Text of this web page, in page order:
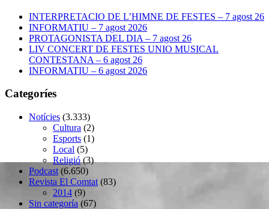
INTERPRETACIO DE L’HIMNE DE FESTES – 7 agost 26
INFORMATIU – 7 agost 2026
PROTAGONISTA DEL DIA – 7 agost 26
LIV CONCERT DE FESTES UNIO MUSICAL
CONTESTANA – 6 agost 26
INFORMATIU – 6 agost 2026
Categoríes
Notícies (3.333)
Cultura (2)
Esports (1)
Local (5)
Religió(3)
Podcast (6.650)
Revista El Comtat (83)
2014 (9)
Sin categoría (67)